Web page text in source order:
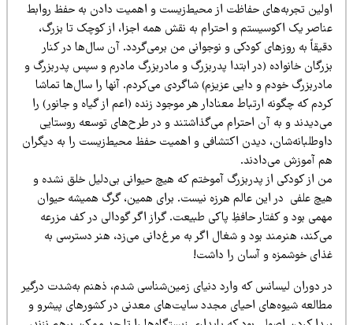
تجربه‌های حفاظت از محیط‌زیست و اهمیت دادن به حفظ روابط
یک اکوسیستم و احترام به نقش همه اجزا، از کوچک تا بزرگ،
به روزهای کودکی و نوجوانی من برمی‌گردد. آن سال‌ها در کنار
خانواده (در ابتدا پدربزرگ و مادربزرگ مادرم و سپس پدربزرگ و
خودم و دایی عزیزم) شاگردی می‌کردم. آنها را سال‌ها تماشا
که چگونه ارتباط معنادار هر موجود زنده (اعم از گیاه و جانور) را
و به آن احترام می‌گذاشتند و در طرح‌های توسعه روستایی
دیدن اکتشافی و اهمیت حفظ محیط‌زیست را به دیگران
آموزش می‌دادند.
از کودکی از پدربزرگ آموختم که هیچ حیوانی بی‌دلیل خلق نشده و
علفی در این عالم هرزه نیست. برای همین، گرگ همیشه حیوان
‌بود و کفتار حافظِ پاکی طبیعت. گراز اگر گودالی در کف مزرعه
هنرمند بود و شغال اگر به مرغ‌دانی می‌زد، هنر دسترسی به
خوشمزه و آسان را داشت!
دوران لیسانس که وارد دنیای زمین‌شناسی شدم، ذهنم به‌شدت درگیر
شیوه‌های احیای مجدد سایت‌های معدنی در کشورهای پیشرو و